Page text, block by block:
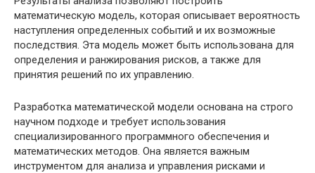
математическую модель, которая описывает вероятность
наступления определенных событий и их возможные
последствия. Эта модель может быть использована для
определения и ранжирования рисков, а также для
принятия решений по их управлению.
Разработка математической модели основана на строго
научном подходе и требует использования
специализированного программного обеспечения и
математических методов. Она является важным
инструментом для анализа и управления рисками и